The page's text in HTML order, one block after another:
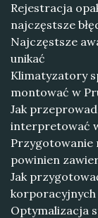
Rejestracja
najczęstsze
Najczęstsze
unikać
Klimatyzatory
montować w
Jak
interpretować
Przygotowanie
powinien
Jak
korporacyjnych
Optymalizacja